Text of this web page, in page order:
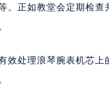
。正如教堂会定期检
效处理浪琴腕表机芯